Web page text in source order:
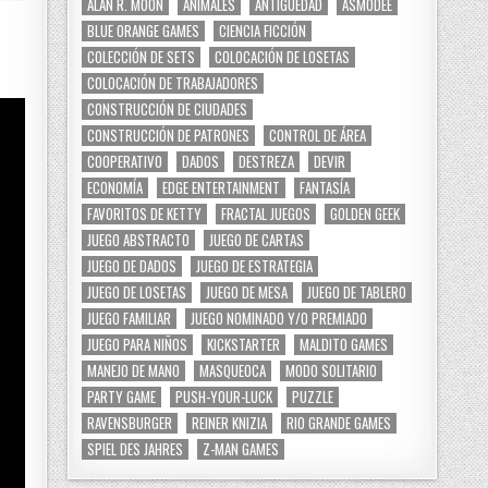
ALAN R. MOON ANIMALES ANTIGÜEDAD
ASMODEE
BLUE ORANGE GAMES
CIENCIA FICCIÓN
COLECCIÓN DE SETS
COLOCACIÓN DE LOSETAS
COLOCACIÓN DE TRABAJADORES
CONSTRUCCIÓN DE CIUDADES
CONSTRUCCIÓN DE PATRONES
CONTROL DE ÁREA
COOPERATIVO
DADOS DESTREZA
DEVIR
ECONOMÍA
EDGE ENTERTAINMENT
FANTASÍA
FAVORITOS DE KETTY
FRACTAL JUEGOS
GOLDEN GEEK
JUEGO ABSTRACTO
JUEGO DE CARTAS
JUEGO DE DADOS
JUEGO DE ESTRATEGIA
JUEGO DE LOSETAS
JUEGO DE MESA
JUEGO DE TABLERO
JUEGO FAMILIAR
JUEGO NOMINADO Y/O PREMIADO
JUEGO PARA NIÑOS
KICKSTARTER
MALDITO GAMES
MANEJO DE MANO
MASQUEOCA
MODO SOLITARIO
PARTY GAME
PUSH-YOUR-LUCK
PUZZLE
RAVENSBURGER
REINER KNIZIA
RIO GRANDE GAMES
SPIEL DES JAHRES
Z-MAN GAMES